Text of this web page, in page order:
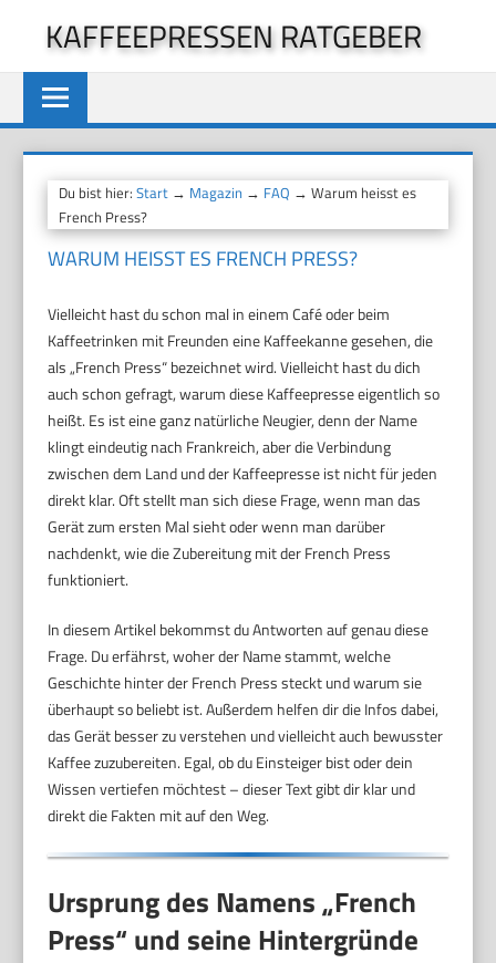
springen
KAFFEEPRESSEN RATGEBER
Du bist hier:Start → Magazin → FAQ → Warum heisst es
French Press?
WARUM HEISST ES FRENCH PRESS?
Vielleicht hast du schon mal in einem Café oder beim
Kaffeetrinken mit Freunden eine Kaffeekanne gesehen, die
als „French Press“ bezeichnet wird. Vielleicht hast du dich
auch schon gefragt, warum diese Kaffeepresse eigentlich so
heißt. Es ist eine ganz natürliche Neugier, denn der Name
klingt eindeutig nach Frankreich, aber die Verbindung
zwischen dem Land und der Kaffeepresse ist nicht für jeden
direkt klar. Oft stellt man sich diese Frage, wenn man das
Gerät zum ersten Mal sieht oder wenn man darüber
nachdenkt, wie die Zubereitung mit der French Press
funktioniert.
In diesem Artikel bekommst du Antworten auf genau diese
Frage. Du erfährst, woher der Name stammt, welche
Geschichte hinter der French Press steckt und warum sie
überhaupt so beliebt ist. Außerdem helfen dir die Infos dabei,
das Gerät besser zu verstehen und vielleicht auch bewusster
Kaffee zuzubereiten. Egal, ob du Einsteiger bist oder dein
Wissen vertiefen möchtest – dieser Text gibt dir klar und
direkt die Fakten mit auf den Weg.
Ursprung des Namens „French
Press“ und seine Hintergründe